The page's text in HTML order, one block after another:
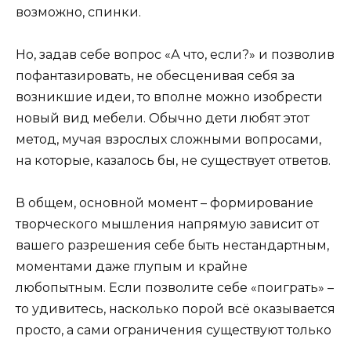
возможно, спинки.
Но, задав себе вопрос «А что, если?» и позволив
пофантазировать, не обесценивая себя за
возникшие идеи, то вполне можно изобрести
новый вид мебели. Обычно дети любят этот
метод, мучая взрослых сложными вопросами,
на которые, казалось бы, не существует ответов.
В общем, основной момент – формирование
творческого мышления напрямую зависит от
вашего разрешения себе быть нестандартным,
моментами даже глупым и крайне
любопытным. Если позволите себе «поиграть» –
то удивитесь, насколько порой всё оказывается
просто, а сами ограничения существуют только